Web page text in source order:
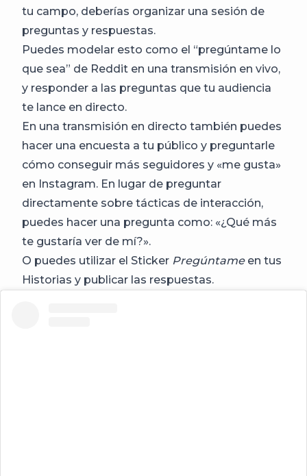
tu campo, deberías organizar una sesión de
preguntas y respuestas.
Puedes modelar esto como el “pregúntame lo
que sea” de Reddit en una transmisión en vivo,
y responder a las preguntas que tu audiencia
te lance en directo.
En una transmisión en directo también puedes
hacer una encuesta a tu público y preguntarle
cómo conseguir más seguidores y «me gusta»
en Instagram. En lugar de preguntar
directamente sobre tácticas de interacción,
puedes hacer una pregunta como: «¿Qué más
te gustaría ver de mí?».
O puedes utilizar el Sticker Pregúntameen tus
Historias y publicar las respuestas.